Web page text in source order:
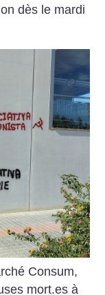
dès le mardi
Consum,
mort.es à